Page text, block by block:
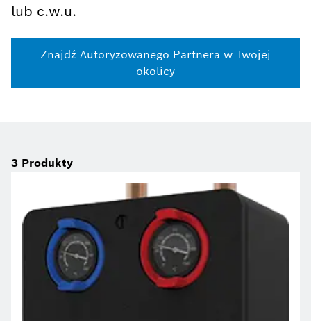
lub c.w.u.
Znajdź Autoryzowanego Partnera w Twojej
okolicy
3 Produkty